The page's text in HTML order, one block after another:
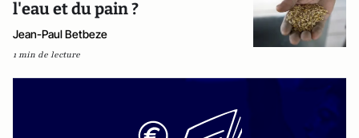
l'eau et du pain ?
Jean-Paul Betbeze
1 min de lecture